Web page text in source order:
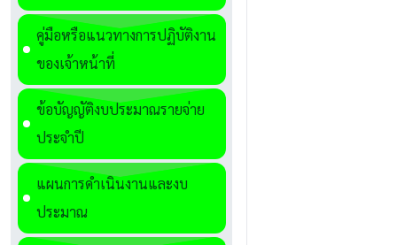
คู่มือหรือแนวทางการปฏิบัติงาน
ของเจ้าหน้าที่
ข้อบัญญัติงบประมาณรายจ่าย
ประจำปี
แผนการดำเนินงานและงบ
ประมาณ